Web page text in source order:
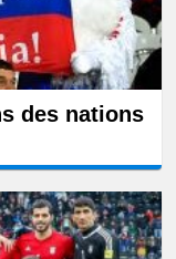
des nations